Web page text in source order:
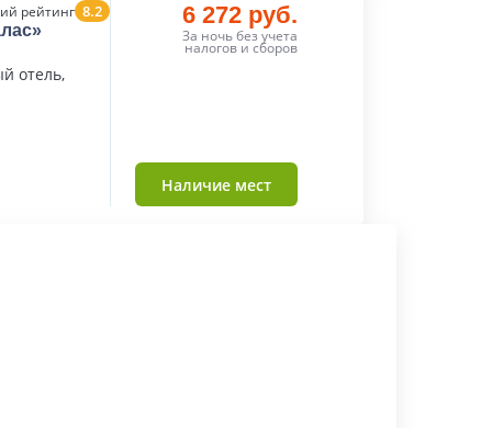
рейтинг 8.2
отель,
6 272 руб.
За ночь без учета
налогов и сборов
Наличие мест